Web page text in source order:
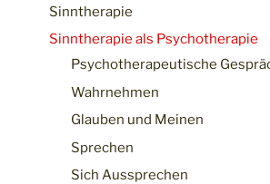
Sinntherapie
Sinntherapie als Psychotherapie
Psychotherapeutische
Wahrnehmen
Glauben und Meinen
Sprechen
Sich Aussprechen